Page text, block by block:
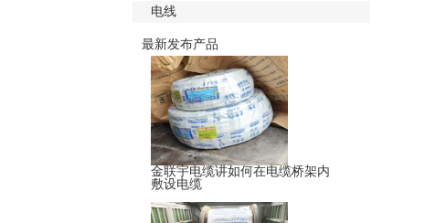
电线
最新发布产品
金联宇电缆讲如何在电缆桥架内
敷设电缆